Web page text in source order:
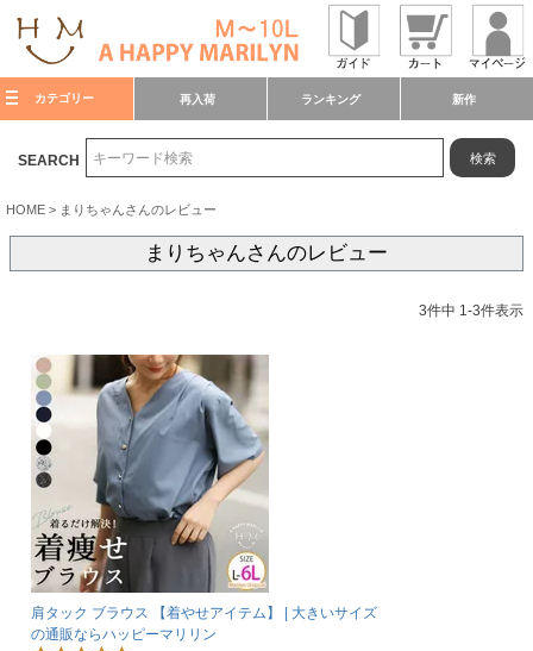
カテゴリー 再入荷 ランキング 新作
SEARCH 検索
HOME まりちゃんさんのレビュー
まりちゃんさんのレビュー
3件中 1-3件表示
肩タック ブラウス 【着やせアイテム】 | 大きいサイズ
の通販ならハッピーマリリン